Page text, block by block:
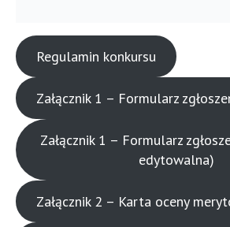
Regulamin konkursu
Załącznik 1 – Formularz
Załącznik 1 – Formularz
edytowalna)
Załącznik 2 – Karta oceny